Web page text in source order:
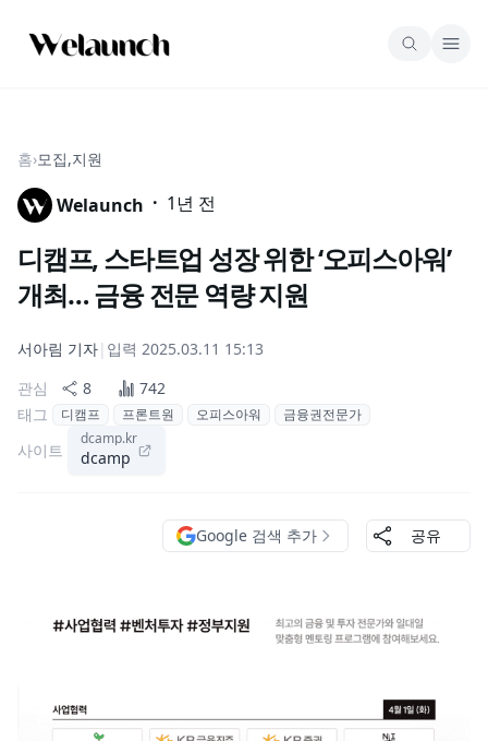
홈›모집,지원
Welaunch · 1년 전
디캠프, 스타트업 성장 위한 ‘오피스아워’
개최… 금융 전문 역량 지원
서아림 기자| 입력 2025.03.11 15:13
관심
8
742
태그
디캠프 프론트원 오피스아워 금융권전문가
사이트
dcamp.kr
dcamp
Google 검색 추가 공유